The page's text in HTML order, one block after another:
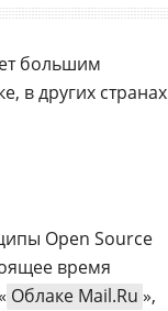
большим
в других странах
Open Source
время
Облаке Mail.Ru »,